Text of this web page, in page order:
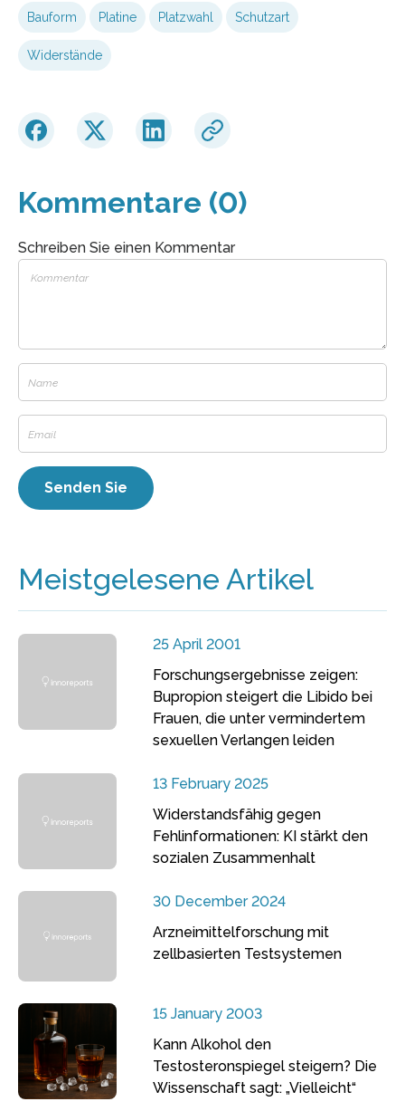
Bauform Platine Platzwahl Schutzart
Widerstände
Kommentare (0)
Schreiben Sie einen Kommentar
Meistgelesene Artikel
25 April 2001
Forschungsergebnisse zeigen:
Bupropion steigert die Libido bei
Frauen, die unter vermindertem
sexuellen Verlangen leiden
13 February 2025
Widerstandsfähig gegen
Fehlinformationen: KI stärkt den
sozialen Zusammenhalt
30 December 2024
Arzneimittelforschung mit
zellbasierten Testsystemen
15 January 2003
Kann Alkohol den
Testosteronspiegel steigern? Die
Wissenschaft sagt: „Vielleicht“